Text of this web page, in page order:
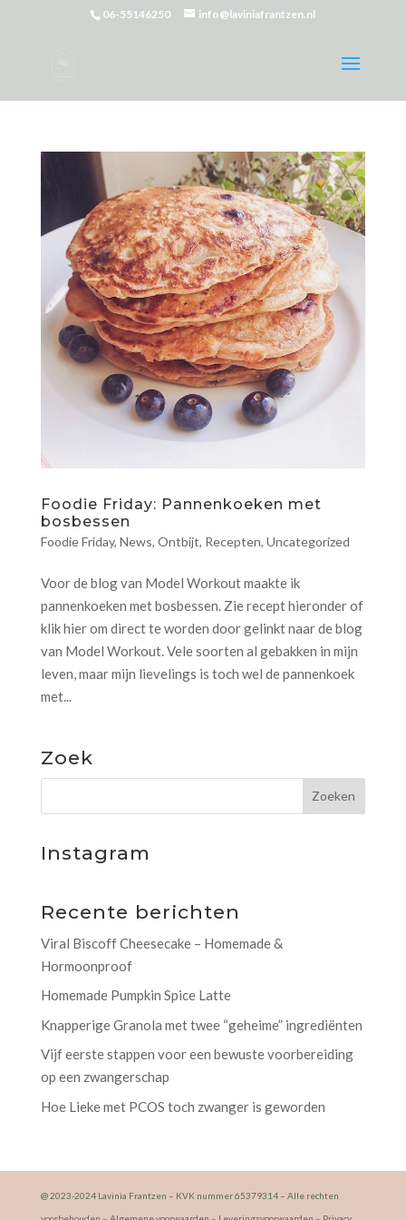
06-55146250 info@laviniafrantzen.nl
Foodie Friday: Pannenkoeken met
bosbessen
Foodie Friday, News, Ontbijt, Recepten, Uncategorized
Voor de blog van Model Workout maakte ik
pannenkoeken met bosbessen. Zie recept hieronder of
klik hier om direct te worden door gelinkt naar de blog
van Model Workout. Vele soorten al gebakken in mijn
leven, maar mijn lievelings is toch wel de pannenkoek
met...
Zoek
Instagram
Recente berichten
Viral Biscoff Cheesecake – Homemade &
Hormoonproof
Homemade Pumpkin Spice Latte
Knapperige Granola met twee “geheime” ingrediënten
Vijf eerste stappen voor een bewuste voorbereiding
op een zwangerschap
Hoe Lieke met PCOS toch zwanger is geworden
@ 2023-2024 Lavinia Frantzen – KVK nummer 65379314 – Alle rechten